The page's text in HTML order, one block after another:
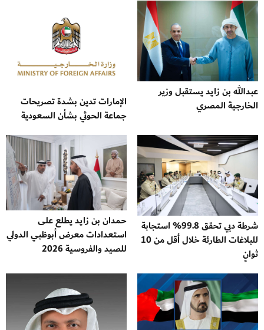
عبدالله بن زايد يستقبل وزير
الخارجية المصري
الإمارات تدين بشدة تصريحات
جماعة الحوثي بشأن السعودية
شرطة دبي تحقق 99.8% استجابة
للبلاغات الطارئة خلال أقل من 10
ثوانٍ
حمدان بن زايد يطلع على
استعدادات معرض أبوظبي الدولي
للصيد والفروسية 2026